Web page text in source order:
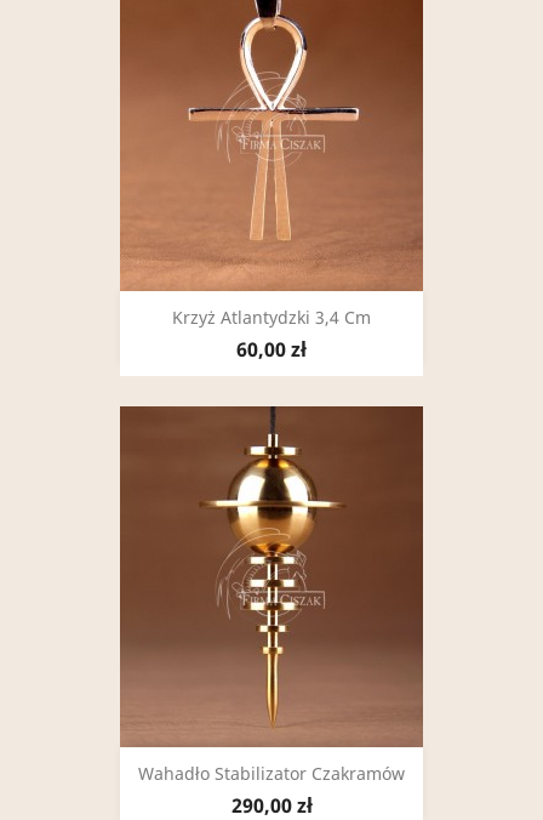
Krzyż Atlantydzki 3,4 Cm
60,00 zł
Wahadło Stabilizator Czakramów
290,00 zł